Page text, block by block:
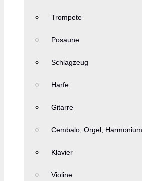
Trompete
Posaune
Schlagzeug
Harfe
Gitarre
Cembalo, Orgel, Harmonium
Klavier
Violine